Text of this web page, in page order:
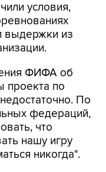
условия,
выдержки из
ФИФА об
проекта по
По
федераций,
что
нашу игру
никогда".